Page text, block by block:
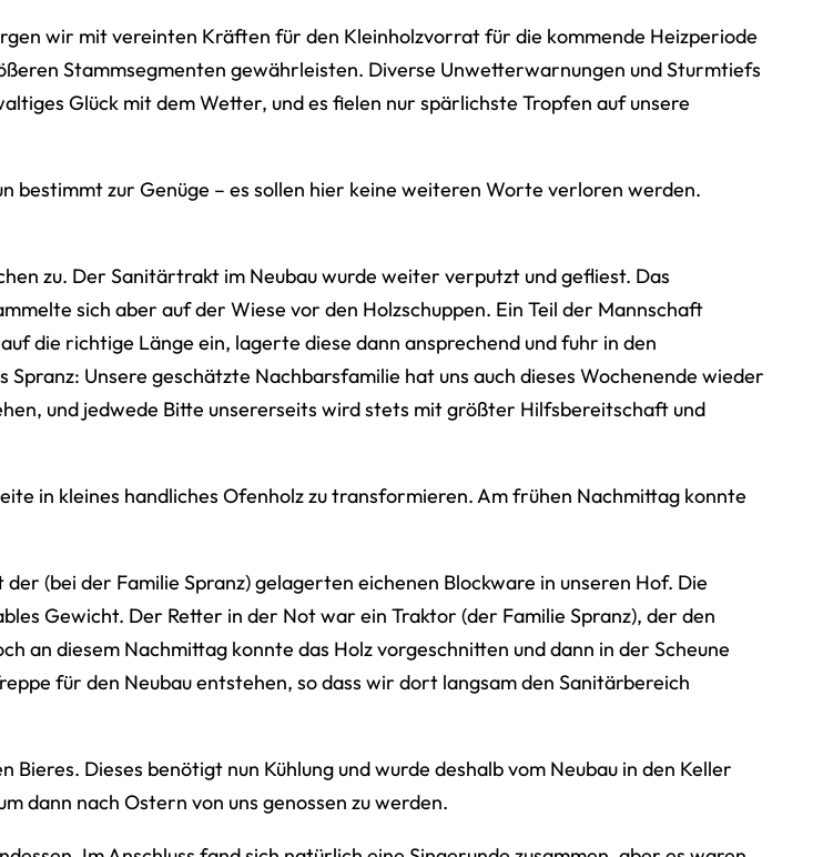
wir mit vereinten Kräften für den Kleinholzvorrat für die kommende Heizperiode
Stammsegmenten gewährleisten. Diverse Unwetterwarnungen und Sturmtiefs
Glück mit dem Wetter, und es fielen nur spärlichste Tropfen auf unsere
zur Genüge – es sollen hier keine weiteren Worte verloren werden.
zu. Der Sanitärtrakt im Neubau wurde weiter verputzt und gefliest. Das
sich aber auf der Wiese vor den Holzschuppen. Ein Teil der Mannschaft
die richtige Länge ein, lagerte diese dann ansprechend und fuhr in den
Unsere geschätzte Nachbarsfamilie hat uns auch dieses Wochenende wieder
und jedwede Bitte unsererseits wird stets mit größter Hilfsbereitschaft und
in kleines handliches Ofenholz zu transformieren. Am frühen Nachmittag konnte
(bei der Familie Spranz) gelagerten eichenen Blockware in unseren Hof. Die
Gewicht. Der Retter in der Not war ein Traktor (der Familie Spranz), der den
an diesem Nachmittag konnte das Holz vorgeschnitten und dann in der Scheune
für den Neubau entstehen, so dass wir dort langsam den Sanitärbereich
Dieses benötigt nun Kühlung und wurde deshalb vom Neubau in den Keller
dann nach Ostern von uns genossen zu werden.